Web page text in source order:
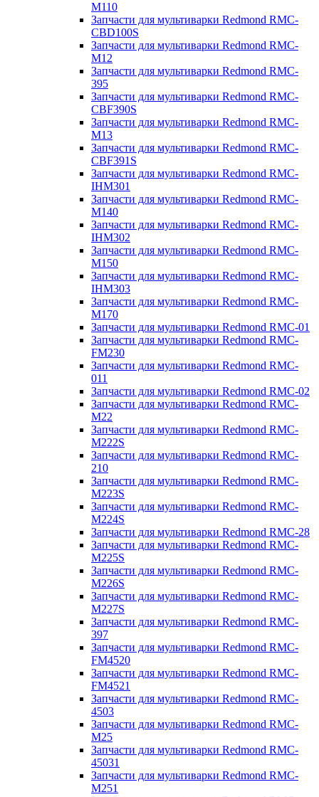
M110
Запчасти для мультиварки Redmond RMC-
CBD100S
Запчасти для мультиварки Redmond RMC-
M12
Запчасти для мультиварки Redmond RMC-
395
Запчасти для мультиварки Redmond RMC-
CBF390S
Запчасти для мультиварки Redmond RMC-
M13
Запчасти для мультиварки Redmond RMC-
CBF391S
Запчасти для мультиварки Redmond RMC-
IHM301
Запчасти для мультиварки Redmond RMC-
M140
Запчасти для мультиварки Redmond RMC-
IHM302
Запчасти для мультиварки Redmond RMC-
M150
Запчасти для мультиварки Redmond RMC-
IHM303
Запчасти для мультиварки Redmond RMC-
M170
Запчасти для мультиварки Redmond RMC-01
Запчасти для мультиварки Redmond RMC-
FM230
Запчасти для мультиварки Redmond RMC-
011
Запчасти для мультиварки Redmond RMC-02
Запчасти для мультиварки Redmond RMC-
M22
Запчасти для мультиварки Redmond RMC-
M222S
Запчасти для мультиварки Redmond RMC-
210
Запчасти для мультиварки Redmond RMC-
M223S
Запчасти для мультиварки Redmond RMC-
M224S
Запчасти для мультиварки Redmond RMC-28
Запчасти для мультиварки Redmond RMC-
M225S
Запчасти для мультиварки Redmond RMC-
M226S
Запчасти для мультиварки Redmond RMC-
M227S
Запчасти для мультиварки Redmond RMC-
397
Запчасти для мультиварки Redmond RMC-
FM4520
Запчасти для мультиварки Redmond RMC-
FM4521
Запчасти для мультиварки Redmond RMC-
4503
Запчасти для мультиварки Redmond RMC-
M25
Запчасти для мультиварки Redmond RMC-
45031
Запчасти для мультиварки Redmond RMC-
M251